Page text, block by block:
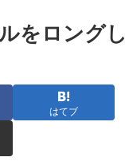
をロングし
はてブ